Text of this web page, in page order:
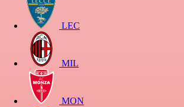
LEC
MIL
MON